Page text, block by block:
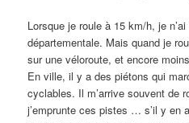
Lorsque je roule à 15 km/h, je
départementale. Mais quand je
sur une véloroute, et encore
En ville, il y a des piétons qui
cyclables. Il m’arrive souvent de
j’emprunte ces pistes … s’il y en